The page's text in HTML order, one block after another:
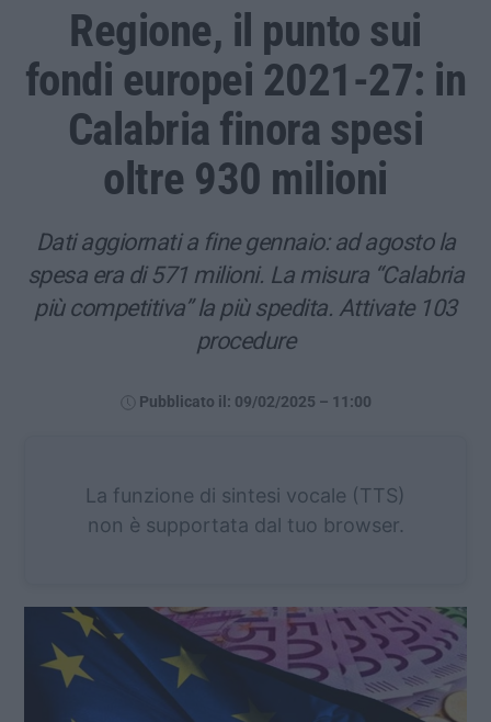
Regione, il punto sui
fondi europei 2021-27: in
Calabria finora spesi
oltre 930 milioni
Dati aggiornati a fine gennaio: ad agosto la
spesa era di 571 milioni. La misura “Calabria
più competitiva” la più spedita. Attivate 103
procedure
Pubblicato il: 09/02/2025 – 11:00
La funzione di sintesi vocale (TTS)
non è supportata dal tuo browser.